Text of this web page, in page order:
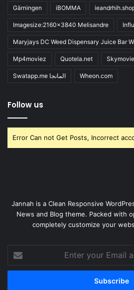
Gärningen iBOMMA
Imagesize:2160x3840 Melisandre
Maryjays DC Weed Dispensary Juice Bar
Mp4moviez Quotela.net
Swatapp.me المانجا Wheon.com
Follow us
Error Can not Get Posts, Incorrect
Jannah is a Clean Responsive
News and Blog theme. Packed with
completely customize your
your
Email